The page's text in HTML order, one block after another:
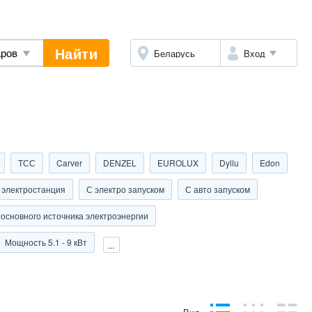
Найти Беларусь Вход
ТСС Carver DENZEL EUROLUX Dyllu Edon
С электро запуском С авто запуском
источника электроэнергии
Мощность 5.1 - 9 кВт ...